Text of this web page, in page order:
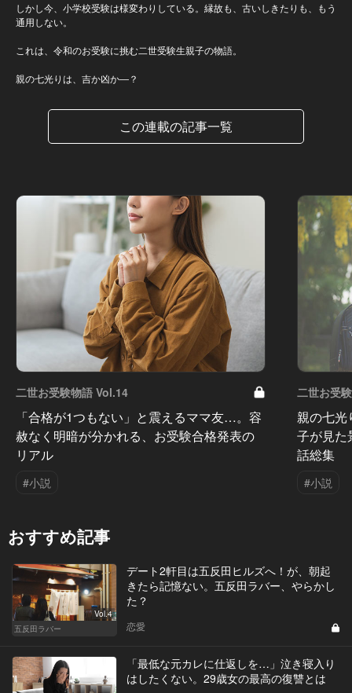
しかし今、小学校受験は様変わりしている。縁故も、古いしきたりも、もう
通用しない。
これは、令和のお受験に挑む二世受験生親子の物語。
親の七光りは、吉か凶か―？
この連載の記事一覧
二世お受験物語 Vol.14
「合格が1つもない」と震えるママ友…。容
赦なく明暗が分かれる、お受験合格発表の
リアル
#小説
二世お受
親の七
子が見た
話総集
#小説
おすすめ記事
Vol.4
五反田ラバー
デート2軒目は五反田ヒルズへ！が、朝起
きたら記憶ない。五反田ラバー、やらかし
た？
恋愛
「最低な元カレに仕返しを…」泣き寝入り
はしたくない。29歳女の最高の復讐とは